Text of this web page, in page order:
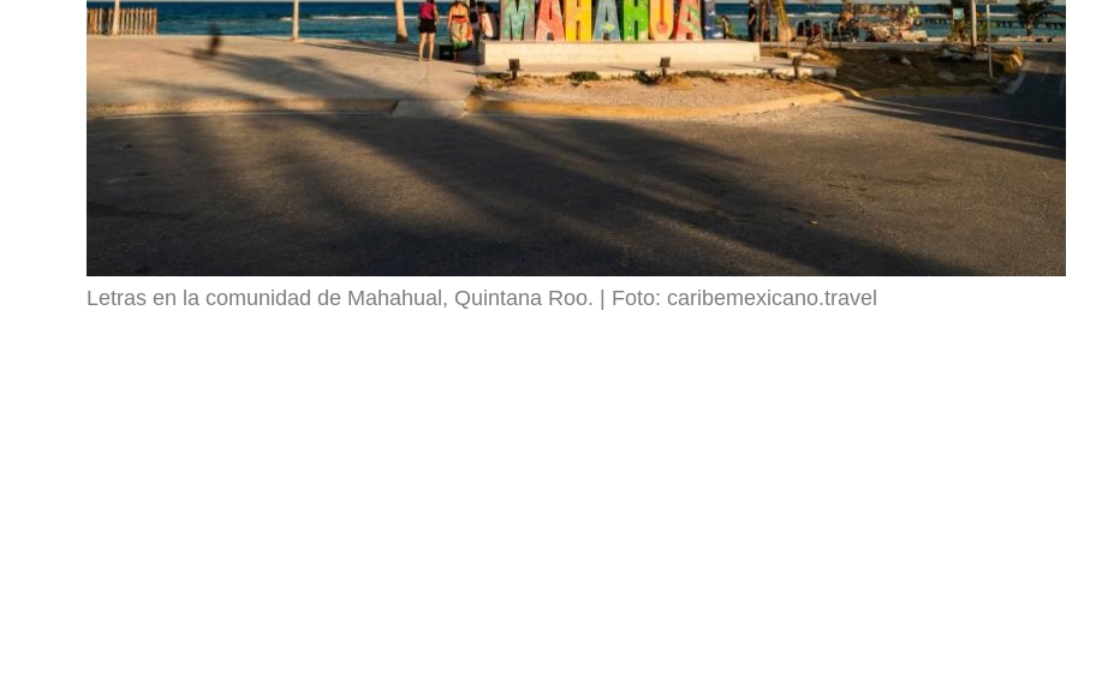
Letras en la comunidad de Mahahual, Quintana Roo. Foto: caribemexicano.travel